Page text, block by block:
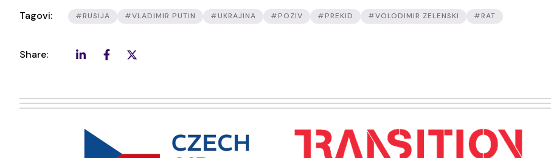
Tagovi: #RUSIJA #VLADIMIR PUTIN #UKRAJINA #POZIV #PREKID #VOLODIMIR ZELENSKI #RAT
Share: